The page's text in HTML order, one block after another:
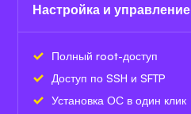
Настройка и управление
Полный root-доступ
Доступ по SSH и SFTP
Установка ОС в один клик